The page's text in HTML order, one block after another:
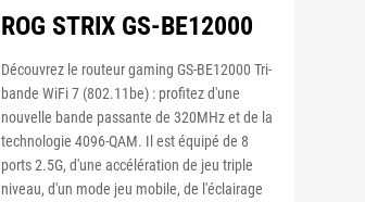
ROG STRIX GS-BE12000
Découvrez le routeur gaming GS-BE12000 Tri-
bande WiFi 7 (802.11be) : profitez d'une
nouvelle bande passante de 320MHz et de la
technologie 4096-QAM. Il est équipé de 8
ports 2.5G, d'une accélération de jeu triple
niveau, d'un mode jeu mobile, de l'éclairage